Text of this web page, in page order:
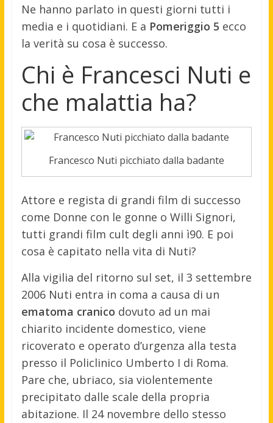
Ne hanno parlato in questi giorni tutti i
media e i quotidiani. E a Pomeriggio 5 ecco
la verità su cosa è successo.
Chi è Francesci Nuti e
che malattia ha?
Francesco Nuti picchiato dalla badante
Attore e regista di grandi film di successo
come Donne con le gonne o Willi Signori,
tutti grandi film cult degli anni ì90. E poi
cosa è capitato nella vita di Nuti?
Alla vigilia del ritorno sul set, il 3 settembre
2006 Nuti entra in coma a causa di un
ematoma cranico dovuto ad un mai
chiarito incidente domestico, viene
ricoverato e operato d’urgenza alla testa
presso il Policlinico Umberto I di Roma.
Pare che, ubriaco, sia violentemente
precipitato dalle scale della propria
abitazione. Il 24 novembre dello stesso